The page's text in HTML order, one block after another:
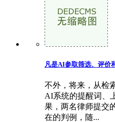
凡是AI参取筛选、评价
不外，将来，从检
AI系统的提醒词、
果，两名律师提交
在的判例，随...